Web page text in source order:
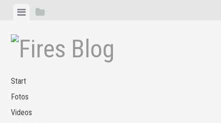
Zum
springen
MenüSeitenleiste
Start
Fotos
Videos